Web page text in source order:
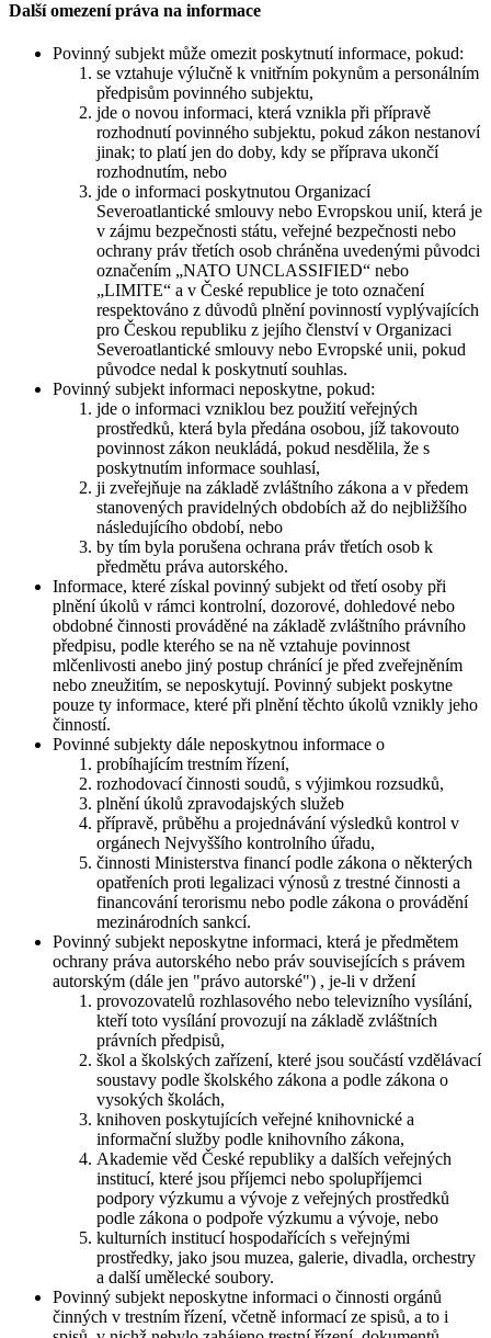
Další omezení práva na informace
Povinný subjekt může omezit poskytnutí informace, pokud:
se vztahuje výlučně k vnitřním pokynům a personálním
předpisům povinného subjektu,
jde o novou informaci, která vznikla při přípravě
rozhodnutí povinného subjektu, pokud zákon nestanoví
jinak; to platí jen do doby, kdy se příprava ukončí
rozhodnutím, nebo
jde o informaci poskytnutou Organizací
Severoatlantické smlouvy nebo Evropskou unií, která je
v zájmu bezpečnosti státu, veřejné bezpečnosti nebo
ochrany práv třetích osob chráněna uvedenými původci
označením „NATO UNCLASSIFIED“ nebo
„LIMITE“ a v České republice je toto označení
respektováno z důvodů plnění povinností vyplývajících
pro Českou republiku z jejího členství v Organizaci
Severoatlantické smlouvy nebo Evropské unii, pokud
původce nedal k poskytnutí souhlas.
Povinný subjekt informaci neposkytne, pokud:
jde o informaci vzniklou bez použití veřejných
prostředků, která byla předána osobou, jíž takovouto
povinnost zákon neukládá, pokud nesdělila, že s
poskytnutím informace souhlasí,
ji zveřejňuje na základě zvláštního zákona a v předem
stanovených pravidelných obdobích až do nejbližšího
následujícího období, nebo
by tím byla porušena ochrana práv třetích osob k
předmětu práva autorského.
Informace, které získal povinný subjekt od třetí osoby při
plnění úkolů v rámci kontrolní, dozorové, dohledové nebo
obdobné činnosti prováděné na základě zvláštního právního
předpisu, podle kterého se na ně vztahuje povinnost
mlčenlivosti anebo jiný postup chránící je před zveřejněním
nebo zneužitím, se neposkytují. Povinný subjekt poskytne
pouze ty informace, které při plnění těchto úkolů vznikly jeho
činností.
Povinné subjekty dále neposkytnou informace o
probíhajícím trestním řízení,
rozhodovací činnosti soudů, s výjimkou rozsudků,
plnění úkolů zpravodajských služeb
přípravě, průběhu a projednávání výsledků kontrol v
orgánech Nejvyššího kontrolního úřadu,
činnosti Ministerstva financí podle zákona o některých
opatřeních proti legalizaci výnosů z trestné činnosti a
financování terorismu nebo podle zákona o provádění
mezinárodních sankcí.
Povinný subjekt neposkytne informaci, která je předmětem
ochrany práva autorského nebo práv souvisejících s právem
autorským (dále jen "právo autorské") , je-li v držení
provozovatelů rozhlasového nebo televizního vysílání,
kteří toto vysílání provozují na základě zvláštních
právních předpisů,
škol a školských zařízení, které jsou součástí vzdělávací
soustavy podle školského zákona a podle zákona o
vysokých školách,
knihoven poskytujících veřejné knihovnické a
informační služby podle knihovního zákona,
Akademie věd České republiky a dalších veřejných
institucí, které jsou příjemci nebo spolupříjemci
podpory výzkumu a vývoje z veřejných prostředků
podle zákona o podpoře výzkumu a vývoje, nebo
kulturních institucí hospodařících s veřejnými
prostředky, jako jsou muzea, galerie, divadla, orchestry
a další umělecké soubory.
Povinný subjekt neposkytne informaci o činnosti orgánů
činných v trestním řízení, včetně informací ze spisů, a to i